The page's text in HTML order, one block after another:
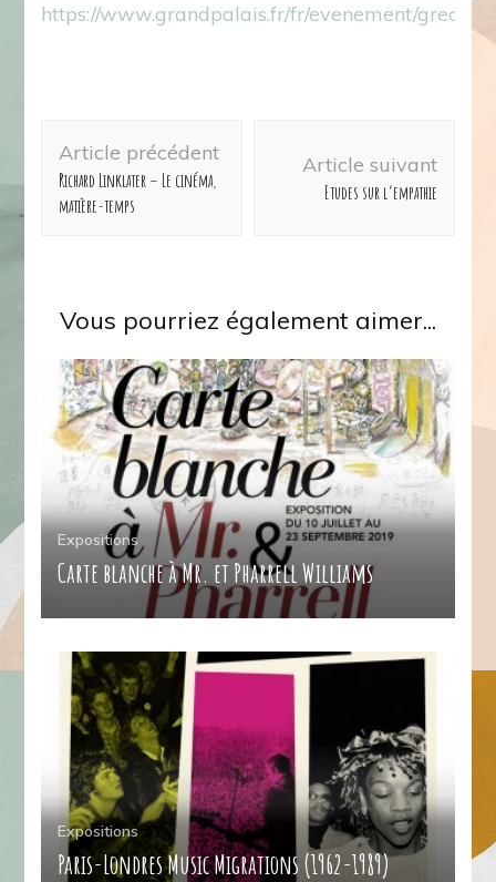
https://www.grandpalais.fr/fr/evenement/greco
Navigation
d'article
Article précédent
Richard Linklater – Le cinéma,
matière-temps
Article suivant
Etudes sur l’empathie
Vous pourriez également aimer...
Expositions
Carte blanche à Mr. et Pharrell Williams
Expositions
Paris-Londres Music Migrations (1962-1989)